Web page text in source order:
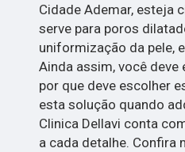
Cidade Ademar, esteja
serve para poros
uniformização da pele,
Ainda assim, você
por que deve escolher
esta solução quando
Clinica Dellavi conta
a cada detalhe. Confira